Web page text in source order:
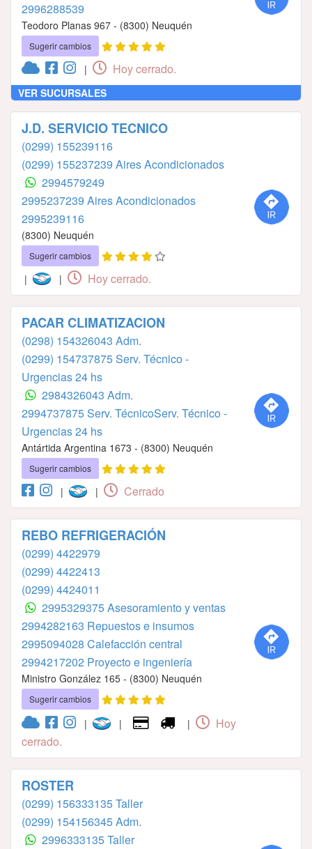
2996288539
Teodoro Planas 967 - (8300) Neuquén
Sugerir cambios
| Hoy cerrado.
VER SUCURSALES
J.D. SERVICIO TECNICO
(0299) 155239116
(0299) 155237239 Aires Acondicionados
2994579249
2995237239 Aires Acondicionados
2995239116
(8300) Neuquén
Sugerir cambios
| | Hoy cerrado.
PACAR CLIMATIZACION
(0298) 154326043 Adm.
(0299) 154737875 Serv. Técnico -
Urgencias 24 hs
2984326043 Adm.
2994737875 Serv. TécnicoServ. Técnico -
Urgencias 24 hs
Antártida Argentina 1673 - (8300) Neuquén
Sugerir cambios
| | Cerrado
REBO REFRIGERACIÓN
(0299) 4422979
(0299) 4422413
(0299) 4424011
2995329375 Asesoramiento y ventas
2994282163⁣⁣⁣⁣⁣⁣⁣⁣⁣⁣⁣⁣⁣⁣⁣ ⁣⁣⁣⁣⁣⁣⁣⁣⁣⁣⁣⁣⁣⁣⁣Repuestos e insumos
2995094028⁣⁣⁣⁣⁣⁣⁣⁣⁣⁣⁣⁣⁣⁣⁣ Calefacción central
2994217202⁣⁣⁣⁣⁣⁣⁣⁣⁣⁣⁣⁣⁣ Proyecto e ingeniería
Ministro González 165 - (8300) Neuquén
Sugerir cambios
| | |
Hoy
cerrado.
ROSTER
(0299) 156333135 Taller
(0299) 154156345 Adm.
2996333135 Taller